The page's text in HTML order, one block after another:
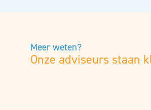
Meer weten?
Onze adviseurs staan